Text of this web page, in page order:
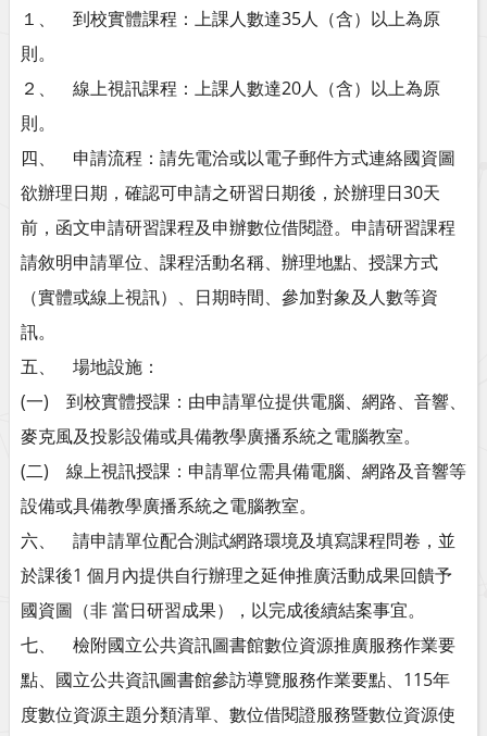
１、 到校實體課程：上課人數達35人（含）以上為原
則。
２、 線上視訊課程：上課人數達20人（含）以上為原
則。
四、 申請流程：請先電洽或以電子郵件方式連絡國資圖
欲辦理日期，確認可申請之研習日期後，於辦理日30天
前，函文申請研習課程及申辦數位借閱證。申請研習課程
請敘明申請單位、課程活動名稱、辦理地點、授課方式
（實體或線上視訊）、日期時間、參加對象及人數等資
訊。
五、 場地設施：
(一) 到校實體授課：由申請單位提供電腦、網路、音響、
麥克風及投影設備或具備教學廣播系統之電腦教室。
(二) 線上視訊授課：申請單位需具備電腦、網路及音響等
設備或具備教學廣播系統之電腦教室。
六、 請申請單位配合測試網路環境及填寫課程問卷，並
於課後1 個月內提供自行辦理之延伸推廣活動成果回饋予
國資圖（非 當日研習成果），以完成後續結案事宜。
七、 檢附國立公共資訊圖書館數位資源推廣服務作業要
點、國立公共資訊圖書館參訪導覽服務作業要點、115年
度數位資源主題分類清單、數位借閱證服務暨數位資源使